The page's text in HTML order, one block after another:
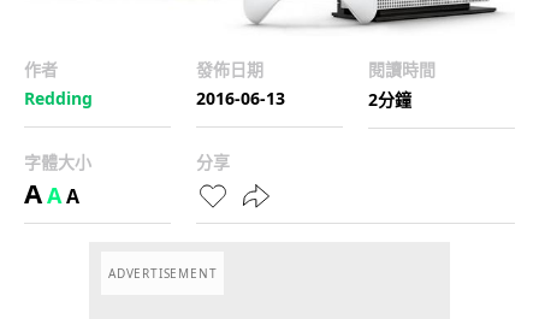
作者
Redding
發佈日期
2016-06-13
閱讀時間
2分鐘
字體大小
AAA
分享
ADVERTISEMENT